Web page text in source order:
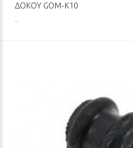
ΔΟΚΟΎ GOM-K10
..